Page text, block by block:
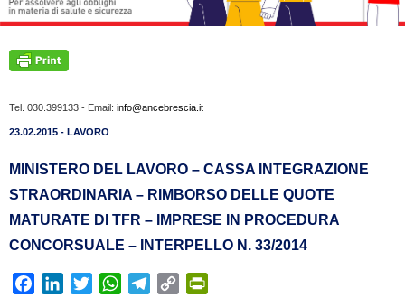
Tel. 030.399133 - Email: info@ancebrescia.it
23.02.2015 - LAVORO
MINISTERO DEL LAVORO – CASSA INTEGRAZIONE
STRAORDINARIA – RIMBORSO DELLE QUOTE
MATURATE DI TFR – IMPRESE IN PROCEDURA
CONCORSUALE – INTERPELLO N. 33/2014
W
C